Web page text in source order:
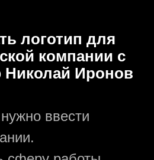
логотип для
компании с
Николай Иронов
ввести